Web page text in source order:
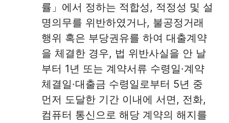
률」에서 정하는 적합성, 적정성 및 설
명의무를 위반하였거나, 불공정거래
행위 혹은 부당권유를 하여 대출계약
을 체결한 경우, 법 위반사실을 안 날
부터 1년 또는 계약서류 수령일·계약
체결일·대출금 수령일로부터 5년 중
먼저 도달한 기간 이내에 서면, 전화,
컴퓨터 통신으로 해당 계약의 해지를